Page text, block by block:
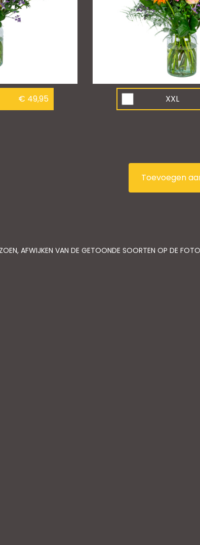
€ 49,95 XXL
Toevoegen
AFWIJKEN VAN DE GETOONDE SOORTEN OP DE